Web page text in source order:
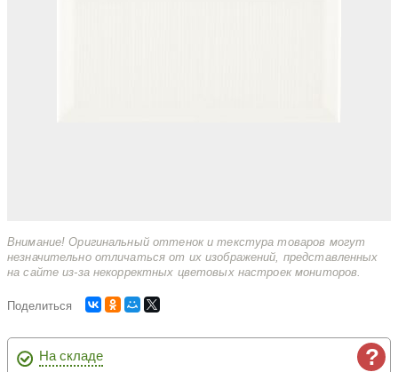
Внимание! Оригинальный оттенок и текстура товаров могут
незначительно отличаться от их изображений, представленных
на сайте из-за некорректных цветовых настроек мониторов.
Поделиться
?
На складе